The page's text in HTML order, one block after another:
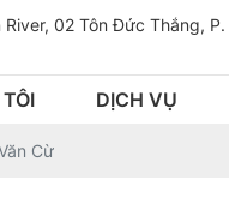
02 Tôn Đức Thắng, P.
DỊCH VỤ
Cừ